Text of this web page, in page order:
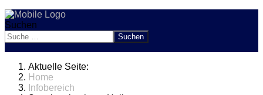
Suchen
Suchen
Aktuelle Seite:
Home
Infobereich